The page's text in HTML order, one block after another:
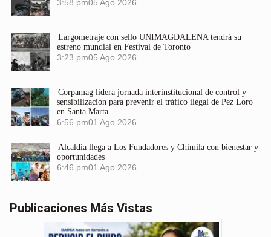
3:58 pm05 Ago 2026
Largometraje con sello UNIMAGDALENA tendrá su
estreno mundial en Festival de Toronto
3:23 pm05 Ago 2026
Corpamag lidera jornada interinstitucional de control y
sensibilización para prevenir el tráfico ilegal de Pez Loro
en Santa Marta
6:56 pm01 Ago 2026
Alcaldía llega a Los Fundadores y Chimila con bienestar y
oportunidades
6:46 pm01 Ago 2026
Publicaciones Más Vistas